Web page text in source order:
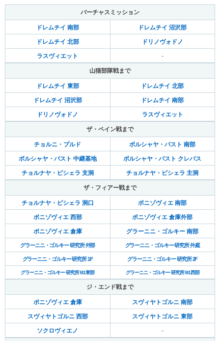
バーチャスミッション
ドレムチイ 南部 ドレムチイ 沼沢部
ドレムチイ 北部 ドリノヴォドノ
ラスヴィエット -
山猫部隊戦まで
ドレムチイ 東部 ドレムチイ 北部
ドレムチイ 沼沢部 ドレムチイ 南部
ドリノヴォドノ ラスヴィエット
ザ・ペイン戦まで
チョルニ・プルド ボルシャヤ・パスト 南部
ボルシャヤ・パスト 中継基地 ボルシャヤ・パスト クレバス
チョルナヤ・ピシェラ 支洞 チョルナヤ・ピシェラ 主洞
ザ・フィアー戦まで
チョルナヤ・ピシェラ 洞口 ポニゾヴィエ 南部
ポニゾヴィエ 西部 ポニゾヴィエ 倉庫外部
ポニゾヴィエ 倉庫 グラーニニ・ゴルキー 南部
グラーニニ・ゴルキー 研究所 外部 グラーニニ・ゴルキー 研究所 外庭
グラーニニ・ゴルキー 研究所 1F グラーニニ・ゴルキー 研究所 2F
グラーニニ・ゴルキー 研究所 B1東部 グラーニニ・ゴルキー 研究所 B1西部
ジ・エンド戦まで
ポニゾヴィエ 倉庫 スヴィヤトゴルニ 南部
スヴィヤトゴルニ 西部 スヴィヤトゴルニ 東部
ソクロヴィエノ -